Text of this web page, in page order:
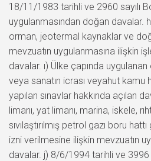
18/11/1983 tarihli ve 2960 sayılı
uygulanmasından doğan davalar.
orman, jeotermal kaynaklar ve
mevzuatın uygulanmasına ilişkin
davalar. ı) Ülke çapında
veya sanatın icrası veyahut kamu
yapılan sınavlar hakkında açılan
limanı, yat limanı, marina, iskele,
sıvılaştırılmış petrol gazı boru
izni verilmesine ilişkin mevzuatın
davalar. j) 8/6/1994 tarihli ve 3996